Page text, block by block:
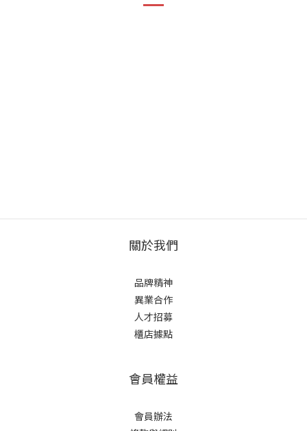
關於我們
品牌精神
異業合作
人才招募
櫃店據點
會員權益
會員辦法